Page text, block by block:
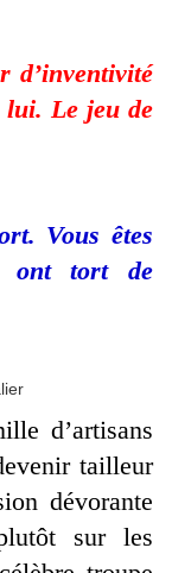
d’inventivité
lui. Le jeu de
Vous êtes
ont tort de
d’artisans
tailleur
dévorante
sur les